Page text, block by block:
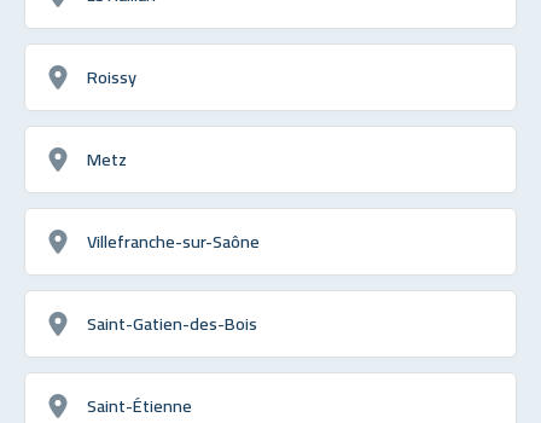
Roissy
Metz
Villefranche-sur-Saône
Saint-Gatien-des-Bois
Saint-Étienne